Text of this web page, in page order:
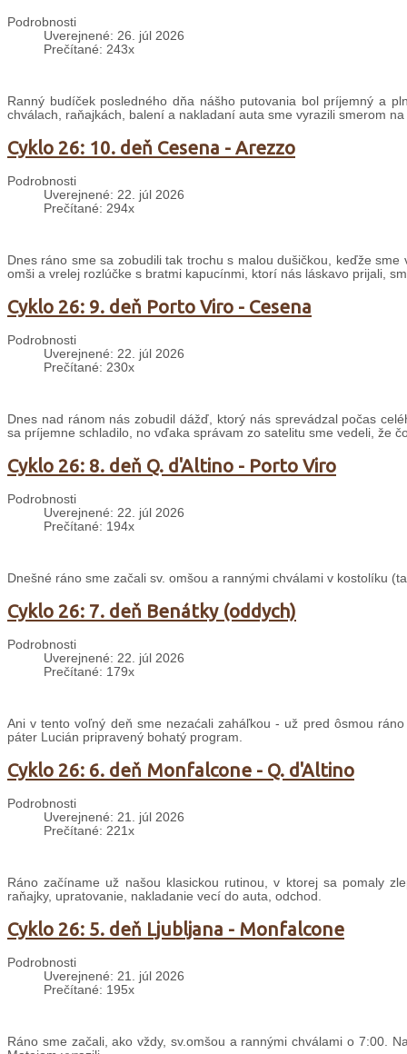
Podrobnosti
Uverejnené: 26. júl 2026
Prečítané: 243x
Ranný budíček posledného dňa nášho putovania bol príjemný a
chválach, raňajkách, balení a nakladaní auta sme vyrazili smerom
Cyklo 26: 10. deň Cesena - Arezzo
Podrobnosti
Uverejnené: 22. júl 2026
Prečítané: 294x
Dnes ráno sme sa zobudili tak trochu s malou dušičkou, keďže
omši a vrelej rozlúčke s bratmi kapucínmi, ktorí nás láskavo prijali,
Cyklo 26: 9. deň Porto Viro - Cesena
Podrobnosti
Uverejnené: 22. júl 2026
Prečítané: 230x
Dnes nad ránom nás zobudil dážď, ktorý nás sprevádzal počas
sa príjemne schladilo, no vďaka správam zo satelitu sme vedeli, že
Cyklo 26: 8. deň Q. d'Altino - Porto Viro
Podrobnosti
Uverejnené: 22. júl 2026
Prečítané: 194x
Dnešné ráno sme začali sv. omšou a rannými chválami v kostolíku
Cyklo 26: 7. deň Benátky (oddych)
Podrobnosti
Uverejnené: 22. júl 2026
Prečítané: 179x
Ani v tento voľný deň sme nezaćali zaháľkou - už pred ôsmou
páter Lucián pripravený bohatý program.
Cyklo 26: 6. deň Monfalcone - Q. d'Altino
Podrobnosti
Uverejnené: 21. júl 2026
Prečítané: 221x
Ráno začíname už našou klasickou rutinou, v ktorej sa pomaly
raňajky, upratovanie, nakladanie vecí do auta, odchod.
Cyklo 26: 5. deň Ljubljana - Monfalcone
Podrobnosti
Uverejnené: 21. júl 2026
Prečítané: 195x
Ráno sme začali, ako vždy, sv.omšou a rannými chválami o 7:00.